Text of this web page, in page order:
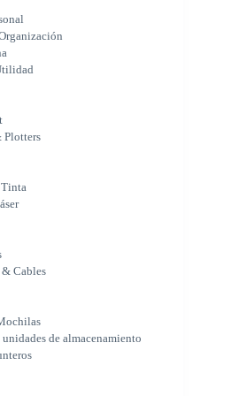
Plotters
Tinta
Cables
de
PC
Plotters
Cables
unidades de almacenamiento